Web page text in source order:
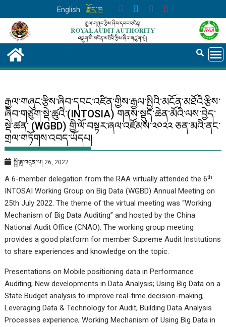
to
content
English རྫོང་ཁ
རྒྱལ་གཞུང་རྩིས་ཞིབ་དབང་འཛིན་གྱིས་རྒྱལ་སྤྱིའི་མངོན་མཐོའི་རྩིས་
ཞིབ་གཙུག་སྡེ་ཚུའི་(INTOSIA) གནས་སྡུད་ཆེན་མོའི་ལས་བྱེད་
སྡེ་ཚན་ (WGBD) གྱི་ལོ་བསྟར་ཞལ་འཛོམས་༢༠༢༢ ཅན་མའི་ནང་
གྲལ་གཏོགས་འབད་ཡོདཔ།
སྤྱི་ཟླ་བདུན་པ། 26, 2022
A 6-member delegation from the RAA virtually attended the 6th
INTOSAI Working Group on Big Data (WGBD) Annual Meeting on
25th July 2022. The theme of the virtual meeting was “Working
Mechanism of Big Data Auditing” and hosted by the China
National Audit Office (CNAO). The working group meeting
provides a good platform for member Supreme Audit Institutions
to share experiences and knowledge on the topic.
Presentations on Mobile positioning data in Performance
Auditing; New developments in Data Analysis; Using Big Data on a
State Budget analysis to improve real-time decision-making;
Leveraging Data & Technology for Audit; Building Data Analysis
Processes experience; Working Mechanism of Using Big Data in